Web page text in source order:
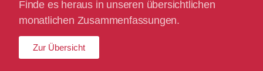
Finde es heraus in unseren übersichtlichen
monatlichen Zusammenfassungen.
Zur Übersicht